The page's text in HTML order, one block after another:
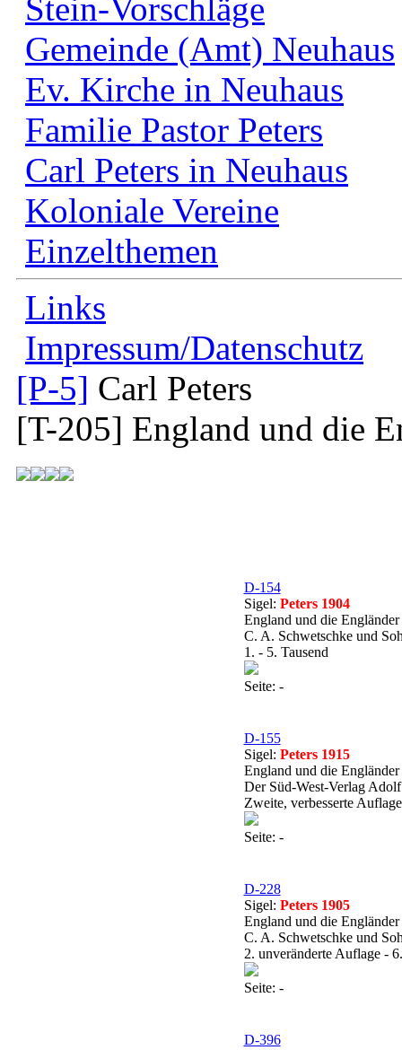
Stein-Vorschläge
Gemeinde (Amt) Neuhaus
Ev. Kirche in Neuhaus
Familie Pastor Peters
Carl Peters in Neuhaus
Koloniale Vereine
Einzelthemen
Links
Impressum/Datenschutz
[P-5] Carl Peters
[T-205] England und die
D-154
Sigel: Peters 1904
England und die Engländer
C. A. Schwetschke und
1. - 5. Tausend
Seite: -
D-155
Sigel: Peters 1915
England und die Engländer
Der Süd-West-Verlag
Zweite, verbesserte
Seite: -
D-228
Sigel: Peters 1905
England und die Engländer
C. A. Schwetschke und
2. unveränderte Auflage -
Seite: -
D-396